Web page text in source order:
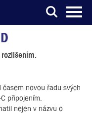
rozlišením.
novou řadu svých
připojením.
nejen v názvu o